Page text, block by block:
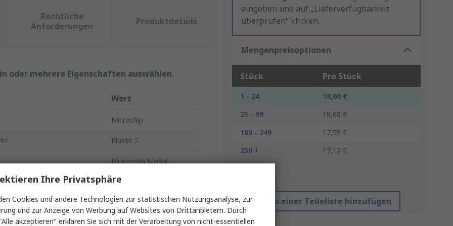
eingeben und auf „Lieferverfügbarkeit
überprüfen“ klicken.
Mengenpreisoptionen
Stück Pro Stück
1 - 24
18,60 €
25 - 99
18,08 €
100 - 249
17,59 €
250 +
17,12 €
Zu einer Teileliste hinzufügen
Rechtliche
Anforderungen
Produktdetails
oder mehrere Eigenschaften auswählen.
Wert
Microchip
Klasse 2
Bluetooth Modul
1.1, 1.2, 2.0, 2.1
max. 4dBm
3Mbit/s
Ihre Privatsphäre
Cookies und andere Technologien zur statistischen Nutzungsanalyse, zur
und zur Anzeige von Werbung auf Websites von Drittanbietern. Durch
akzeptieren" erklären Sie sich mit der Verarbeitung von nicht-essentiellen